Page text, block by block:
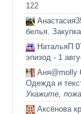
122
белья.
НатальяП
эпизод - 1
Аня@molly
Одежда и
Укажите,
Аксёнова